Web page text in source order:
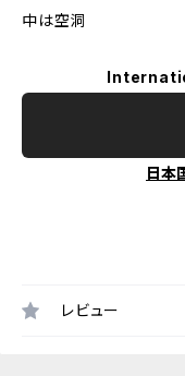
中は空洞
日本
レビュー